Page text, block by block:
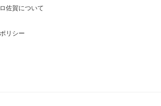
佐賀について
リシー